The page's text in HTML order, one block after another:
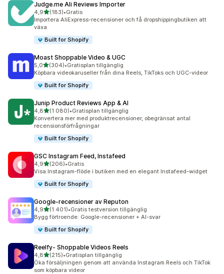
Judge.me Ali Reviews Importer
4,9av 5 stjärnor
(183)
183 recensioner totalt
•Gratis
Importera AliExpress-recensioner och få dropshippingbutiken att
växa
Built for Shopify
Moast Shoppable Video & UGC
5,0av 5 stjärnor
(304)
304 recensioner totalt
•Gratisplan tillgänglig
Köpbara videokaruseller från dina Reels, TikToks och UGC-videor
Built for Shopify
Junip Product Reviews App & AI
4,8av 5 stjärnor
(1 080)
1080 recensioner totalt
•Gratisplan tillgänglig
Konvertera mer med produktrecensioner, obegränsat antal
recensionsförfrågningar
Built for Shopify
GSC Instagram Feed, Instafeed
4,9av 5 stjärnor
(206)
206 recensioner totalt
•Gratis
Visa Instagram-flöde i butiken med en elegant Instafeed-widget
Built for Shopify
Google‑recensioner av Reputon
4,9av 5 stjärnor
(1 401)
1401 recensioner totalt
•Gratis testversion tillgänglig
Bygg förtroende: Google-recensioner + AI-svar
Built for Shopify
Reelfy‑ Shoppable Videos Reels
4,8av 5 stjärnor
(215)
215 recensioner totalt
•Gratisplan tillgänglig
Öka försäljningen genom att använda Instagram Reels och TikTok
som köpbara videor